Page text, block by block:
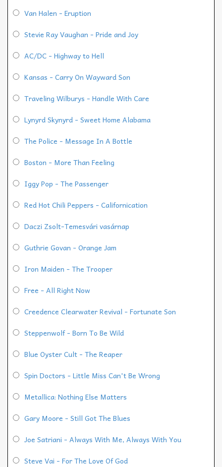
Van Halen - Eruption
Stevie Ray Vaughan - Pride and Joy
AC/DC - Highway to Hell
Kansas - Carry On Wayward Son
Traveling Wilburys - Handle With Care
Lynyrd Skynyrd - Sweet Home Alabama
The Police - Message In A Bottle
Boston - More Than Feeling
Iggy Pop - The Passenger
Red Hot Chili Peppers - Californication
Daczi Zsolt-Temesvári vasárnap
Guthrie Govan - Orange Jam
Iron Maiden - The Trooper
Free - All Right Now
Creedence Clearwater Revival - Fortunate Son
Steppenwolf - Born To Be Wild
Blue Oyster Cult - The Reaper
Spin Doctors - Little Miss Can't Be Wrong
Metallica: Nothing Else Matters
Gary Moore - Still Got The Blues
Joe Satriani - Always With Me, Always With You
Steve Vai - For The Love Of God